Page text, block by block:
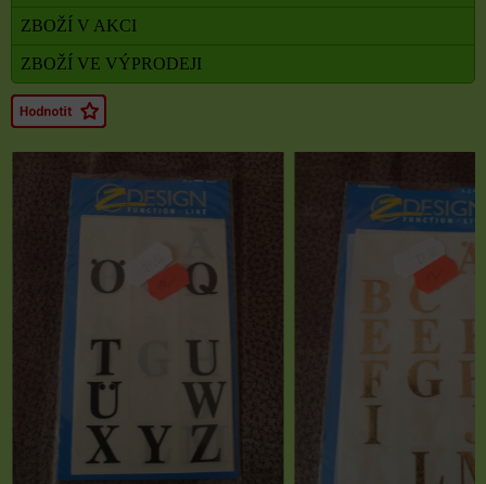
ZBOŽÍ V AKCI
ZBOŽÍ VE VÝPRODEJI